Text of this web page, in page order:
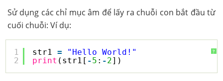
Sử dụng các chỉ mục âm để lấy ra chuỗi con bắt đầu từ
cuối chuỗi: Ví dụ:
?
1
2
str1 =
"Hello World!"
print (str1[ -5 : -2])